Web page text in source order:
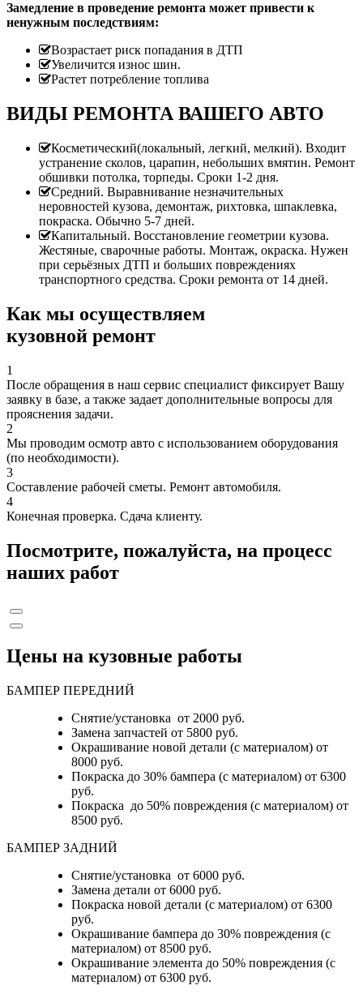
Замедление в проведение ремонта может привести к
ненужным последствиям:
Возрастает риск попадания в ДТП
Увеличится износ шин.
Растет потребление топлива
ВИДЫ РЕМОНТА ВАШЕГО АВТО
Косметический(локальный, легкий, мелкий). Входит
устранение сколов, царапин, небольших вмятин. Ремонт
обшивки потолка, торпеды. Сроки 1-2 дня.
Средний. Выравнивание незначительных
неровностей кузова, демонтаж, рихтовка, шпаклевка,
покраска. Обычно 5-7 дней.
Капитальный. Восстановление геометрии кузова.
Жестяные, сварочные работы. Монтаж, окраска. Нужен
при серьёзных ДТП и больших повреждениях
транспортного средства. Сроки ремонта от 14 дней.
Как мы осуществляем
кузовной ремонт
1
После обращения в наш сервис специалист фиксирует Вашу
заявку в базе, а также задает дополнительные вопросы для
прояснения задачи.
2
Мы проводим осмотр авто с использованием оборудования
(по необходимости).
3
Составление рабочей сметы. Ремонт автомобиля.
4
Конечная проверка. Сдача клиенту.
Посмотрите, пожалуйста, на процесс
наших работ
Цены на кузовные работы
БАМПЕР ПЕРЕДНИЙ
Снятие/установка от 2000 руб.
Замена запчастей от 5800 руб.
Окрашивание новой детали (с материалом) от
8000 руб.
Покраска до 30% бампера (с материалом) от 6300
руб.
Покраска до 50% повреждения (с материалом) от
8500 руб.
БАМПЕР ЗАДНИЙ
Снятие/установка от 6000 руб.
Замена детали от 6000 руб.
Покраска новой детали (с материалом) от 6300
руб.
Окрашивание бампера до 30% повреждения (с
материалом) от 8500 руб.
Окрашивание элемента до 50% повреждения (с
материалом) от 6300 руб.